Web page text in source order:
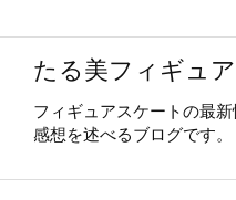
たる美フィギュ
フィギュアスケートの最
感想を述べるブログです。